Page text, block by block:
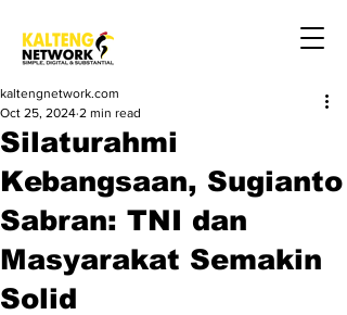
Silaturahmi
Kebangsaan, Sugianto
Sabran: TNI dan
Masyarakat Semakin
Solid
kaltengnetwork.com
Oct 25, 2024 2 min read